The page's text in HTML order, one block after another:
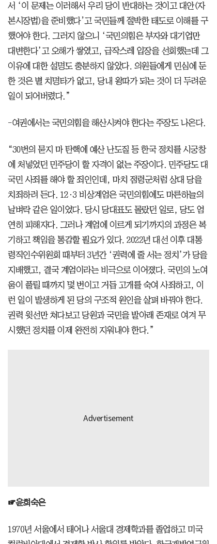
서 ‘이 문제는 이러해서 우리 당이 반대하는 것이고 대안(자
본시장법)을 준비했다’고 국민들께 절박한 태도로 이해를 구
했어야 한다. 그러지 않으니 ‘국민의힘은 부자와 대기업만
대변한다’고 오해가 쌓였고, 급작스레 입장을 선회했는데 그
이유에 대한 설명도 충분하지 않았다. 의원들에게 민심에 둔
한 것은 별 치명타가 없고, 당내 왕따가 되는 것이 더 두려운
일이 되어버렸다.”
-여권에서는 국민의힘을 해산시켜야 한다는 주장도 나온다.
“30번의 묻지 마 탄핵에 예산 난도질 등 한국 정치를 시궁창
에 처넣었던 민주당이 할 자격이 없는 주장이다. 민주당도 대
국민 사죄를 해야 할 죄인인데, 마치 점령군처럼 상대 당을
치죄하려 든다. 12·3 비상계엄은 국민의힘에도 마른하늘의
날벼락 같은 일이었다. 당시 당대표도 몰랐던 일로, 당도 엄
연히 피해자다. 그러나 계엄에 이르게 되기까지의 과정은 복
기하고 책임을 통감할 필요가 있다. 2022년 대선 이후 대통
령직인수위원회 때부터 3년간 ‘권력에 줄 서는 정치’가 당을
지배했고, 결국 계엄이라는 비극으로 이어졌다. 국민의 노여
움이 풀릴 때까지 몇 번이고 거듭 고개를 숙여 사죄하고, 이
런 일이 발생하게 된 당의 구조적 원인을 살펴 바꿔야 한다.
권력 윗선만 쳐다보고 당원과 국민을 발아래 존재로 여겨 무
시했던 정치를 이제 완전히 지워내야 한다.”
☞윤희숙은
1970년 서울에서 태어나 서울대 경제학과를 졸업하고 미국